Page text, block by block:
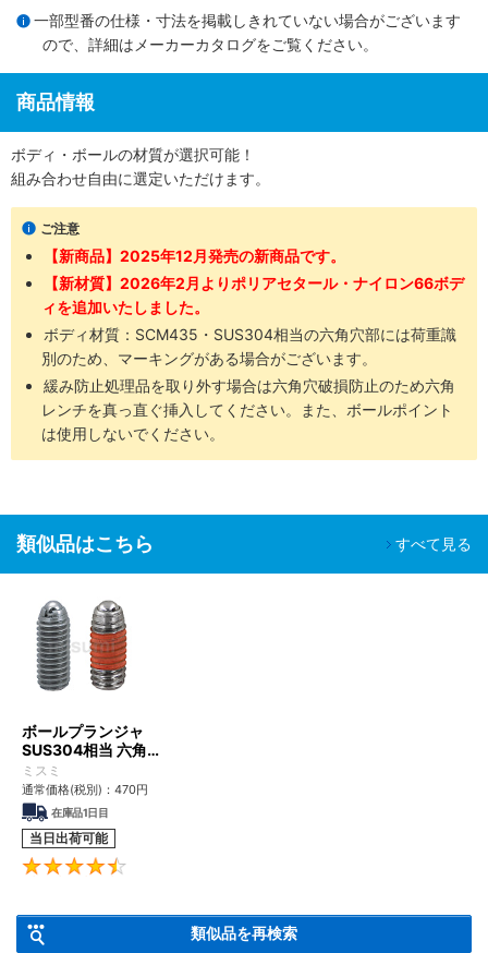
一部型番の仕様・寸法を掲載しきれていない場合がございます
ので、詳細は メーカーカタログをご覧ください。
商品情報
ボディ・ボールの材質が選択可能！
組み合わせ自由に選定いただけます。
ご注意
【新商品】2025年12月発売の新商品です。
【新材質】2026年2月よりポリアセタール・ナイロン66ボデ
ィを追加いたしました。
ボディ材質：SCM435​・SUS304​相当の六角穴部には荷重識
別のため、マーキングがある場合がございます。
緩み防止処理品を取り外す場合は六角穴破損防止のため六角
レンチを真っ直ぐ挿入してください。また、ボールポイント
は使用しないでください。
類似品はこちら すべて見る
ボールプランジャ
SUS304相当 六角穴
タイプ​
ミスミ
通常価格(税別)： 470円
在庫品1日目
当日出荷可能
類似品を再検索